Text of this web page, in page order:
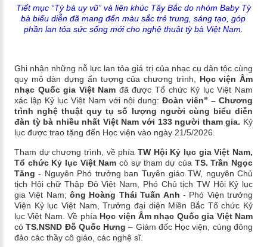
Tiết mục “Tỳ bà uy vũ” và liên khúc Tây Bắc do nhóm Baby Tỳ
bà biểu diễn đã mang đến màu sắc trẻ trung, sáng tạo, góp
phần lan tỏa sức sống mới cho nghệ thuật tỳ bà Việt Nam.
Ghi nhận những nỗ lực lan tỏa giá trị của nhạc cụ dân tộc cùng
quy mô dàn dựng ấn tượng của chương trình, Học viện Âm
nhạc Quốc gia Việt Nam đã được Tổ chức Kỷ lục Việt Nam
xác lập Kỷ lục Việt Nam với nội dung:Đoàn viên” – Chương
trình nghệ thuật quy tụ số lượng người cùng biểu diễn
đàn tỳ bà nhiều nhất Việt Nam với 133 người tham gia. Kỷ
lục được trao tặng đến Học viện vào ngày 21/5/2026.
Tham dự chương trình, về phía TW Hội Kỷ lục gia Việt Nam,
Tổ chức Kỷ lục Việt Nam có sự tham dự của TS. Trần Ngọc
Tăng - Nguyên Phó trưởng ban Tuyên giáo TW, nguyên Chủ
tịch Hội chữ Thập Đỏ Việt Nam, Phó Chủ tịch TW Hội Kỷ lục
gia Việt Nam;ông Hoàng Thái Tuấn Anh - Phó Viện trưởng
Viện Kỷ lục Việt Nam, Trưởng đại diện Miền Bắc Tổ chức Kỷ
lục Việt Nam. Về phía Học viện Âm nhạc Quốc gia Việt Nam
cóTS.NSND Đỗ Quốc Hưng – Giám đốc Học viện, cùng đông
đảo các thầy cô giáo, các nghệ sĩ.